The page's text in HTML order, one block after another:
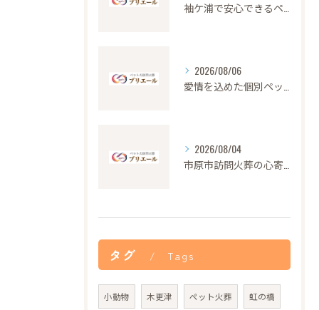
2026/08/06
2026/08/04
タグ Tags
小動物 木更津 ペット火葬 虹の橋